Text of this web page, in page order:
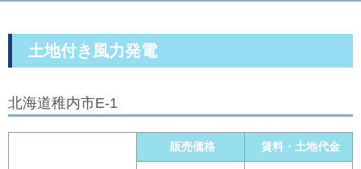
a
o
土地付き風力発電
北海道稚内市E-1
販売価格 賃料・土地代金